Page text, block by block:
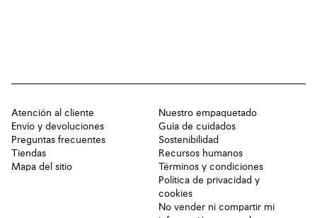
Atención al cliente
Envío y devoluciones
Preguntas frecuentes
Tiendas
Mapa del sitio
Nuestro empaquetado
Guía de cuidados
Sostenibilidad
Recursos humanos
Términos y condiciones
Política de privacidad y
cookies
No vender ni compartir mi